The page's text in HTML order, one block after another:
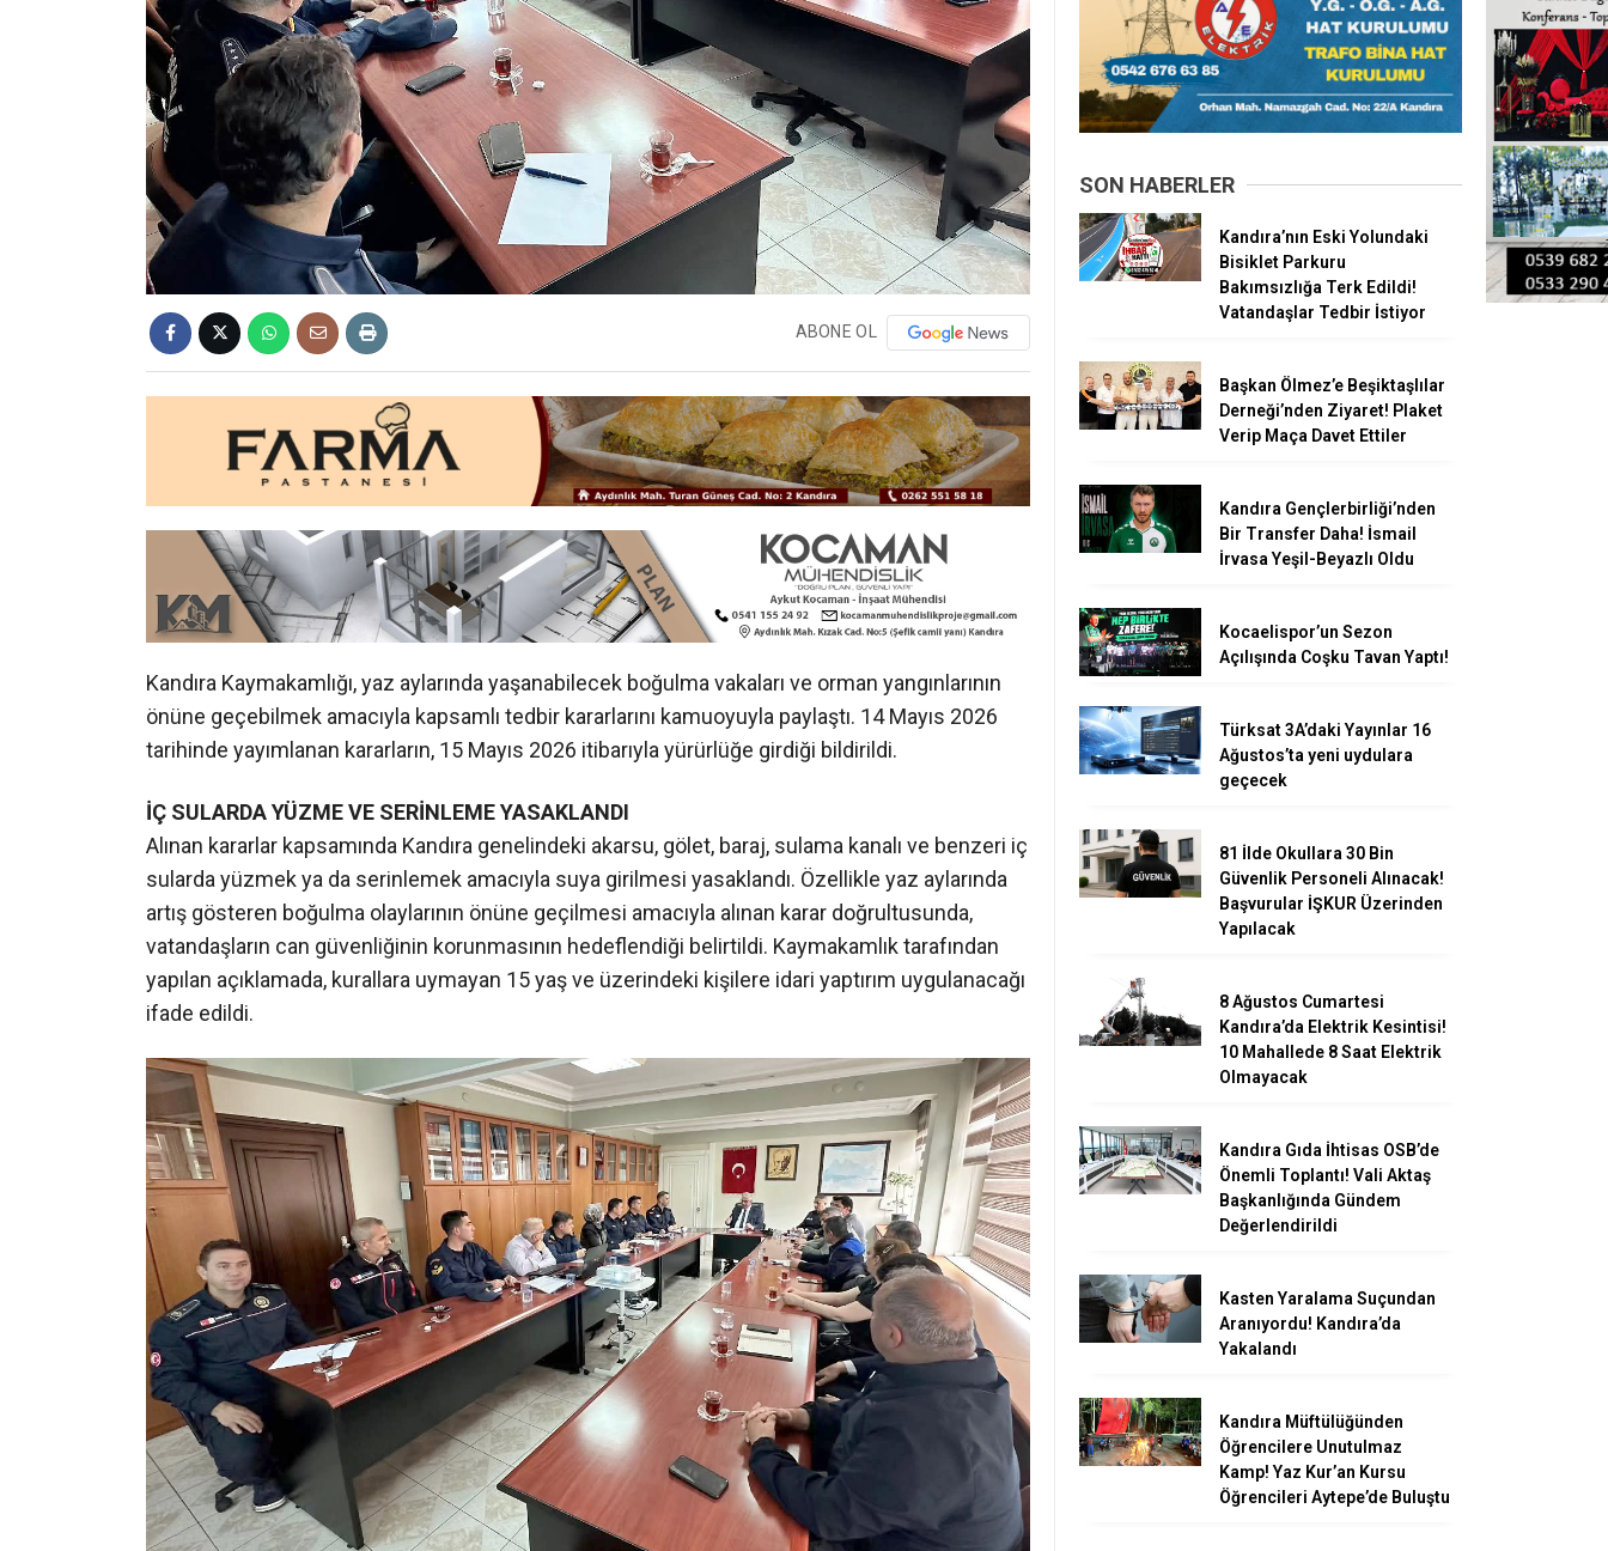
ABONE OL
Kandıra Kaymakamlığı, yaz aylarında yaşanabilecek boğulma vakaları ve orman yangınlarının
önüne geçebilmek amacıyla kapsamlı tedbir kararlarını kamuoyuyla paylaştı. 14 Mayıs 2026
tarihinde yayımlanan kararların, 15 Mayıs 2026 itibarıyla yürürlüğe girdiği bildirildi.
İÇ SULARDA YÜZME VE SERİNLEME YASAKLANDI
Alınan kararlar kapsamında Kandıra genelindeki akarsu, gölet, baraj, sulama kanalı ve benzeri iç
artış gösteren boğulma olaylarının önüne geçilmesi amacıyla alınan karar doğrultusunda,
vatandaşların can güvenliğinin korunmasının hedeflendiği belirtildi. Kaymakamlık tarafından
yapılan açıklamada, kurallara uymayan 15 yaş ve üzerindeki kişilere idari yaptırım uygulanacağı
SAHİLLERDE YENİ GÜVENLİK DÖNEMİ
Kandıra’nın yoğun ilgi gören sahil ve plajlarında da önemli güvenlik uygulamaları hayata
geçirilecek. Bu kapsamda “Suda Boğulma Olaylarını Önleme İlçe Komisyonu” kurulacak.
Komisyon tarafından güvenli yüzme alanları belirlenerek vatandaşlara duyurulacak. Risk
SON HABERLER
Kandıra’nın Eski Yolundaki
Bisiklet Parkuru
Bakımsızlığa Terk Edildi!
Vatandaşlar Tedbir İstiyor
Başkan Ölmez’e Beşiktaşlılar
Derneği’nden Ziyaret! Plaket
Verip Maça Davet Ettiler
Kandıra Gençlerbirliği’nden
Bir Transfer Daha! İsmail
İrvasa Yeşil-Beyazlı Oldu
Kocaelispor’un Sezon
Açılışında Coşku Tavan Yaptı!
Türksat 3A’daki Yayınlar 16
Ağustos’ta yeni uydulara
geçecek
81 İlde Okullara 30 Bin
Güvenlik Personeli Alınacak!
Başvurular İŞKUR Üzerinden
Yapılacak
8 Ağustos Cumartesi
Kandıra’da Elektrik Kesintisi!
10 Mahallede 8 Saat Elektrik
Olmayacak
Kandıra Gıda İhtisas OSB’de
Önemli Toplantı! Vali Aktaş
Başkanlığında Gündem
Değerlendirildi
Kasten Yaralama Suçundan
Aranıyordu! Kandıra’da
Yakalandı
Kandıra Müftülüğünden
Öğrencilere Unutulmaz
Kamp! Yaz Kur’an Kursu
Öğrencileri Aytepe’de Buluştu